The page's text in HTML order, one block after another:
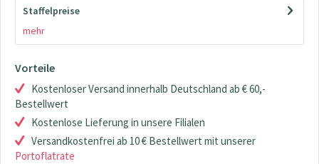
Staffelpreise
mehr
Vorteile
Kostenloser Versand innerhalb Deutschland ab € 60,-
Bestellwert
Kostenlose Lieferung in unsere Filialen
Versandkostenfrei ab 10 € Bestellwert mit unserer
Portoflatrate